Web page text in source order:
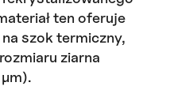
ten oferuje
szok termiczny,
ziarna